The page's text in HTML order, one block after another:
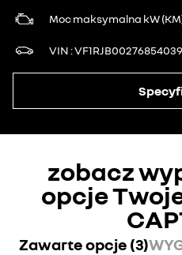
Moc maksymalna kW
VIN VF1RJB00276854039
zobacz
opcje
Zawarte opcje (3)